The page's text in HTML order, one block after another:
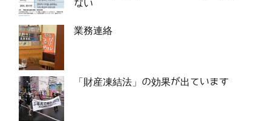
ない
業務連絡
「財産凍結法」の効果が出ています